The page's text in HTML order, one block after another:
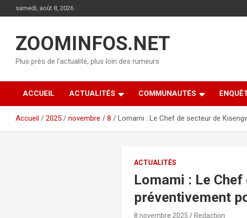
au
samedi, août 8, 2026
ZOOMINFOS.NET
Plus près de l’actualité, plus loin des rumeurs
ACCUEIL ACTUALITÉS COMMUNAUTÉS
Accueil 2025 novembre 8 Lomami : Le Chef de secteur de
ACTUALITÉS
Lomami : Le
préventivement
8 novembre 2025 Redaction